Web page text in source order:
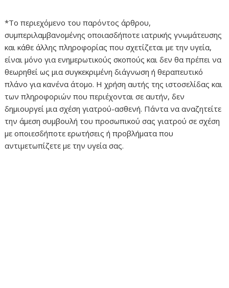
*Το περιεχόμενο του παρόντος άρθρου,
συμπεριλαμβανομένης οποιασδήποτε ιατρικής γνωμάτευσης
και κάθε άλλης πληροφορίας που σχετίζεται με την υγεία,
είναι μόνο για ενημερωτικούς σκοπούς και δεν θα πρέπει να
θεωρηθεί ως μια συγκεκριμένη διάγνωση ή θεραπευτικό
πλάνο για κανένα άτομο. Η χρήση αυτής της ιστοσελίδας και
των πληροφοριών που περιέχονται σε αυτήν, δεν
δημιουργεί μια σχέση γιατρού-ασθενή. Πάντα να αναζητείτε
την άμεση συμβουλή του προσωπικού σας γιατρού σε σχέση
με οποιεσδήποτε ερωτήσεις ή προβλήματα που
αντιμετωπίζετε με την υγεία σας.